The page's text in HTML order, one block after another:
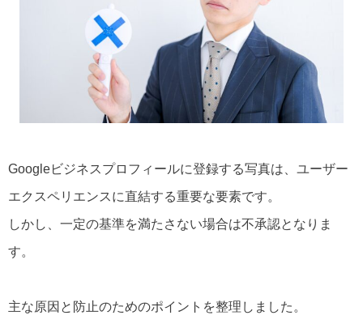
Googleビジネスプロフィールに登録する写真は、ユーザー
エクスペリエンスに直結する重要な要素です。
しかし、一定の基準を満たさない場合は不承認となりま
す。
主な原因と防止のためのポイントを整理しました。